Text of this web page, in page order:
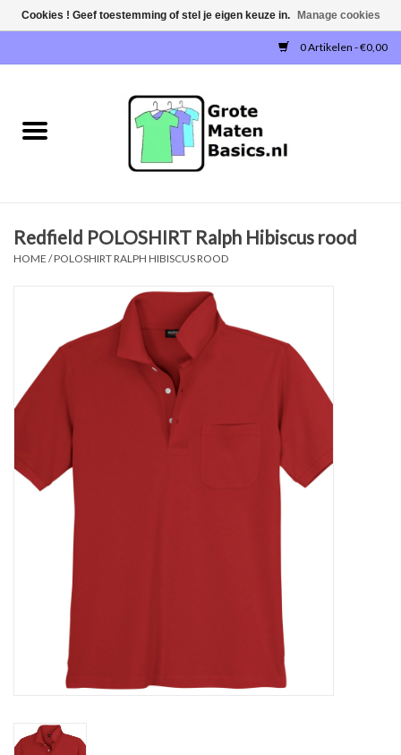
0 Artikelen - €0,00
NIEUW!
SWEATERS / SWEATVESTEN
JOGGINGBROEKEN
SINGLETS
OVERHEMDEN
ONDERGOED
BROEKEN / SHORTS
BODYWARMERS
DENIM / SPIJKERGOED
TRUIEN / VESTEN
Redfield POLOSHIRT Ralph Hibiscus rood
HOME /POLOSHIRT RALPH HIBISCUS ROOD
Cookies ! Geef toestemming of stel je eigen keuze in. Manage cookies